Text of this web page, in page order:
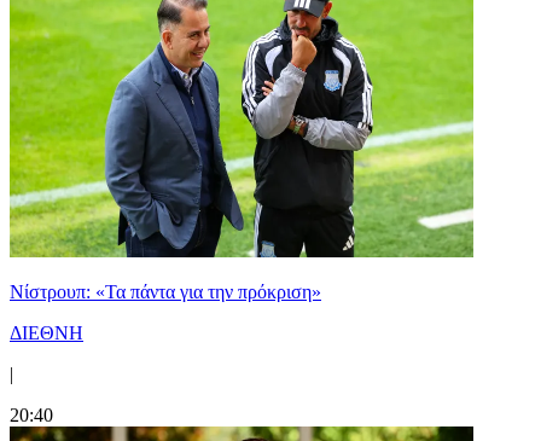
Νίστρουπ: «Τα πάντα για την πρόκριση»
ΔΙΕΘΝΗ
|
20:40